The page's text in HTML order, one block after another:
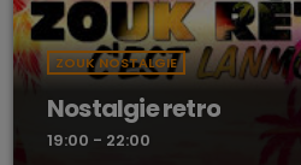
ZOUK NOSTALGIE
Nostalgie retro
19:00 - 22:00